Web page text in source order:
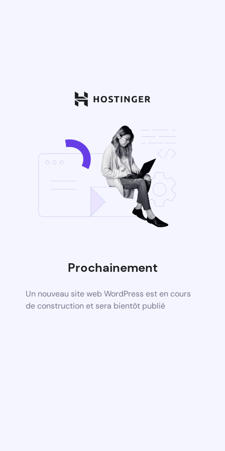
Prochainement
Un nouveau site web WordPress est en cours
de construction et sera bientôt publié